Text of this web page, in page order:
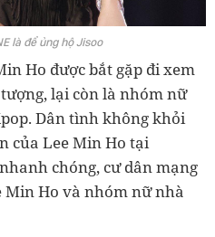
là để ủng hộ Jisoo
Ho được bắt gặp đi xem
lại còn là nhóm nữ
Dân tình không khỏi
của Lee Min Ho tại
chóng, cư dân mạng
Min Ho và nhóm nữ nhà